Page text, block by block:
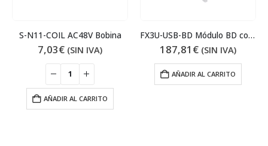
FX3U-USB-BD Módulo BD comunicación USB
187,81 € (SIN IVA)
AÑADIR AL CARRITO
FX1N-8AV-BD Módulo E/S Analógicas Potenciómetro
58,58€ (SIN IVA)
AÑADIR AL CARRITO